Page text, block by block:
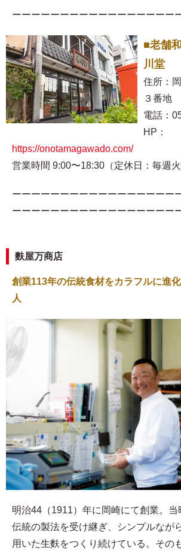
ーーーーーーーーーーーーーーーーー
■老舗
川堂
住所：
３番地
電話：
HP：
https://onotamagawado.com/
営業時間 9:00〜18:30（定休日：毎週火
ーーーーーーーーーーーーーーーーー
ーーーーーーーーーーーーーーーーー
麩屋万商店
創業113年の伝統食材をカラフルに進
人
明治44（1911）年に岡崎にて創業。
伝統の製法を受け継ぎ、シンプルなが
用いた生麩をつくり続けている。その